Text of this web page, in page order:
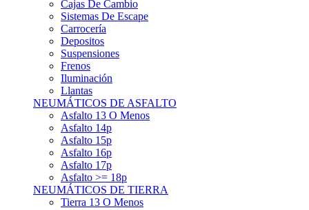
Carrocería
Depositos
Suspensiones
Frenos
Iluminación
Llantas
NEUMÁTICOS DE ASFALTO
Asfalto 13 O Menos
Asfalto 14p
Asfalto 15p
Asfalto 16p
Asfalto 17p
Asfalto >= 18p
NEUMÁTICOS DE TIERRA
Tierra 13 O Menos
Tierra 14p